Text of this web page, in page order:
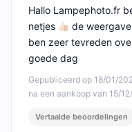
Gepubliceerd op 18/01/
na een aankoop van 15/
Hallo Lampephoto.fr
netjes
de
ben zeer tevreden
goede dag
Vertaalde beoordelingen